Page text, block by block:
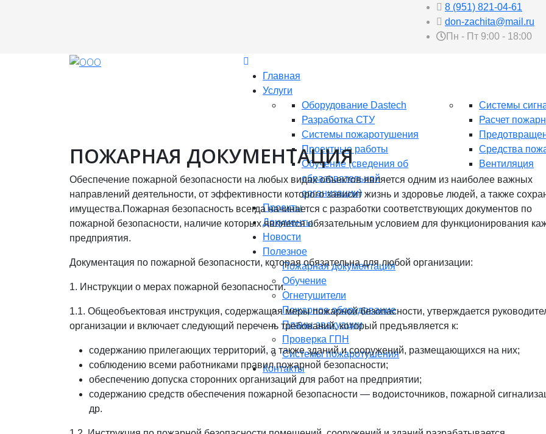
8 (951) 821-04-61
don-zachita@mail.ru
Пн - Пт 9:00 - 18:00
Главная
Услуги
Оборудование Dastech
Разработка СТУ
Системы пожаротушения
Проектные работы
Обучение (сведения об
образовательной
организации)
Системы
Расчет
Средства
Вентиляция
Проекты
Документы
Новости
Полезное
Пожарная документация
Обучение
Огнетушители
Пожарное оборудование
Планы эвакуации
Проверка ГПН
Системы пожаротушения
Контакты
ПОЖАРНАЯ ДОКУМЕНТАЦИЯ
Обеспечение пожарной безопасности на любых видах объектов является одним из наиболее важных
направлений деятельности, от эффективности которого зависит жизнь и здоровье людей, а также
имущества.Пожарная безопасность всегда начинается с разработки соответствующих документов по
пожарной безопасности, наличие которых является обязательным условием для функционирования
предприятия.
Документация по пожарной безопасности, которая обязательна для любой организации:
1. Инструкции о мерах пожарной безопасности.
1.1. Общеобъектовая инструкция, содержащая меры пожарной безопасности, утверждается
организации и включает следующий перечень требований, который предъявляется к:
содержанию прилегающих территорий, а также зданий и сооружений, размещающихся на них;
соблюдению всеми работниками правил пожарной безопасности;
обеспечению допуска сторонних организаций для работ на предприятии;
содержанию средств обеспечения пожарной безопасности — водоисточников, пожарной
др.